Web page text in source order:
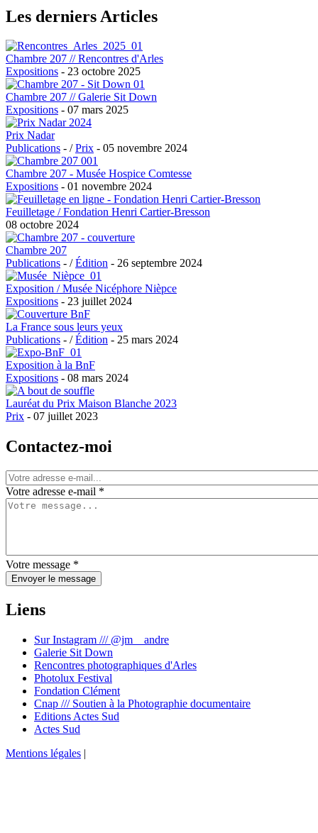
Les derniers Articles
Chambre 207 // Rencontres d'Arles
Expositions - 23 octobre 2025
Chambre 207 // Galerie Sit Down
Expositions - 07 mars 2025
Prix Nadar
Publications - /Prix - 05 novembre 2024
Chambre 207 - Musée Hospice Comtesse
Expositions - 01 novembre 2024
Feuilletage / Fondation Henri Cartier-Bresson
08 octobre 2024
Chambre 207
Publications - /Édition - 26 septembre 2024
Exposition / Musée Nicéphore Nièpce
Expositions - 23 juillet 2024
La France sous leurs yeux
Publications - /Édition - 25 mars 2024
Exposition à la BnF
Expositions - 08 mars 2024
Lauréat du Prix Maison Blanche 2023
Prix - 07 juillet 2023
Contactez-moi
Votre adresse e-mail *
Votre message *
Envoyer le message
Liens
Sur Instagram /// @jm__andre
Galerie Sit Down
Rencontres photographiques d'Arles
Photolux Festival
Fondation Clément
Cnap /// Soutien à la Photographie documentaire
Editions Actes Sud
Actes Sud
Mentions légales |